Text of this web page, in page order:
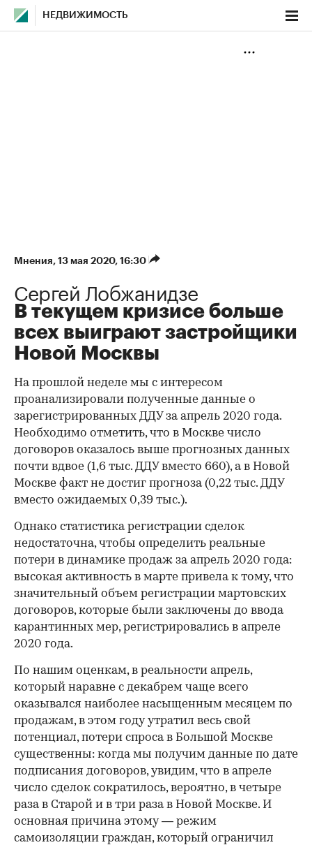
НЕДВИЖИМОСТЬ
Мнения⁠, 13 мая 2020, 16:30
Сергей Лобжанидзе
В текущем кризисе больше
всех выиграют застройщики
Новой Москвы
На прошлой неделе мы с интересом
проанализировали полученные данные о
зарегистрированных ДДУ за апрель 2020 года.
Необходимо отметить, что в Москве число
договоров оказалось выше прогнозных данных
почти вдвое (1,6 тыс. ДДУ вместо 660), а в Новой
Москве факт не достиг прогноза (0,22 тыс. ДДУ
вместо ожидаемых 0,39 тыс.).
Однако статистика регистрации сделок
недостаточна, чтобы определить реальные
потери в динамике продаж за апрель 2020 года:
высокая активность в марте привела к тому, что
значительный объем регистрации мартовских
договоров, которые были заключены до ввода
карантинных мер, регистрировались в апреле
2020 года.
По нашим оценкам, в реальности апрель,
который наравне с декабрем чаще всего
оказывался наиболее насыщенным месяцем по
продажам, в этом году утратил весь свой
потенциал, потери спроса в Большой Москве
существенны: когда мы получим данные по дате
подписания договоров, увидим, что в апреле
число сделок сократилось, вероятно, в четыре
раза в Старой и в три раза в Новой Москве. И
основная причина этому — режим
самоизоляции граждан, который ограничил